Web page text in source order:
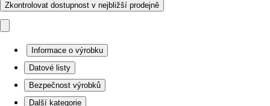
Zkontrolovat dostupnost v nejbližší prodejně
Informace o výrobku
Datové listy
Bezpečnost výrobků
Další kategorie